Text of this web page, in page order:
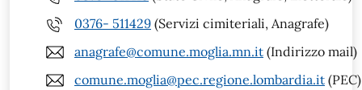
0376- 511429 (Servizi cimiteriali, Anagrafe)
anagrafe@comune.moglia.mn.it (Indirizzo mail)
comune.moglia@pec.regione.lombardia.it (PEC)